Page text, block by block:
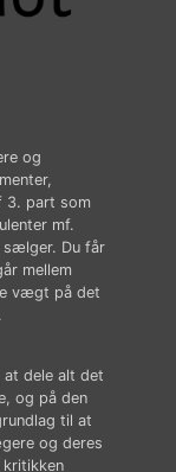
og
3. part som
mf.
sælger. Du får
mellem
vægt på det
dele alt det
og på den
til at
og deres